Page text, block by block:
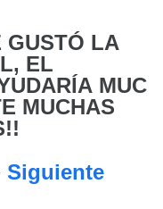
GUSTÓ LA
EL
MUC
MUCHAS
Siguiente